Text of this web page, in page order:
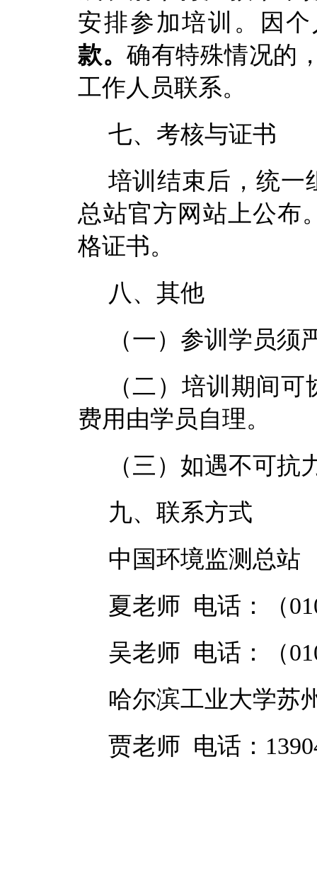
安排参加培训。因
款。确有特殊情况的
工作人员联系。
七、考核与证书
培训结束后，统一
总站官方网站上公布
格证书。
八、其他
（一）参训学员须
（二）培训期间可
费用 由学员 自理。
（ 三 ）如遇不可抗
九、联系方式
中国环境监测总站
夏老师 电话 ：（
吴老师 电话：（
哈尔滨工业大学苏
贾老师 电话 ：